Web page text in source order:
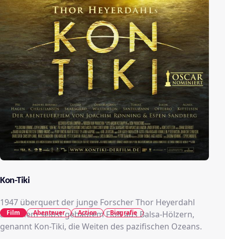
Kon-Tiki
1947 überquert der junge Forscher Thor Heyerdahl
auf einem selbst gebautem Floß aus Balsa-Hölzern,
genannt Kon-Tiki, die Weiten des pazifischen Ozeans.
Film Abenteuer Action Biografie